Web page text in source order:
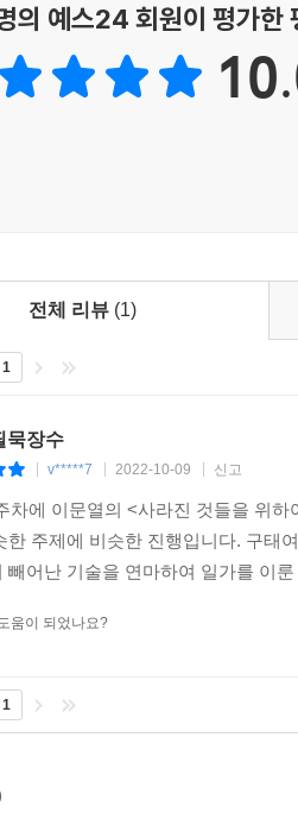
책]이 지닌 의미를 김상윤 교수의 ‘
내용과 의미를 파악하고, 나만의
키는 좋은 방법이지요. 이는 모든
들도 책을 읽음으로써 얻을 수
책들이 지성사에서 발간됩니다.
서 시간을 늘리는 것은 인지 기
책’의 발간에 대한 기대가 자못 큽니
교병원 신경인지행동센터 책임자/
의 예스24 회원이 평가한
전체 리뷰 (1)
1
묵장수
v*****7 2022-10-09 신고
차에 이문열의 <사라진 것들을 위
한 주제에 비슷한 진행입니다. 구태
빼어난 기술을 연마하여 일가를 이
움이 되었나요?
1